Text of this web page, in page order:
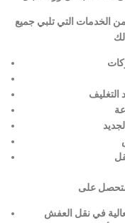
الخدمات التي تلبي جميع